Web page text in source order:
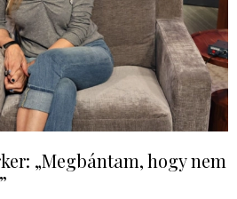
„Megbántam, hogy nem